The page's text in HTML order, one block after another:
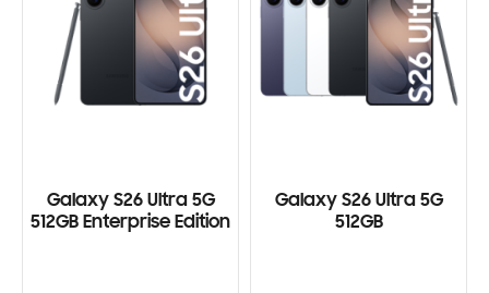
Galaxy S26 Ultra 5G
512GB Enterprise Edition
Galaxy S26 Ultra 5G
512GB